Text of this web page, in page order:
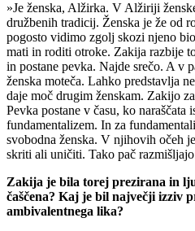
»Je ženska, Alžirka. V Alžiriji
družbenih tradicij. Ženska je že od
pogosto vidimo zgolj skozi njeno
mati in roditi otroke. Zakija razbije
in postane pevka. Najde srečo. A v
ženska moteča. Lahko predstavlja
daje moč drugim ženskam. Zakijo
Pevka postane v času, ko naraščata
fundamentalizem. In za
svobodna ženska. V njihovih očeh
skriti ali uničiti. Tako pač
Zakija je bila torej prezirana in
čaščena? Kaj je bil največji izziv
ambivalentnega lika?